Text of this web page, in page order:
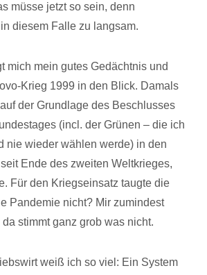
müsse jetzt so sein, denn
diesem Falle zu langsam.
mich mein gutes Gedächtnis und
Krieg 1999 in den Blick. Damals
der Grundlage des Beschlusses
(incl. der Grünen – die ich
nie wieder wählen werde) in den
Ende des zweiten Weltkrieges,
Für den Kriegseinsatz taugte die
Pandemie nicht? Mir zumindest
stimmt ganz grob was nicht.
weiß ich so viel: Ein System